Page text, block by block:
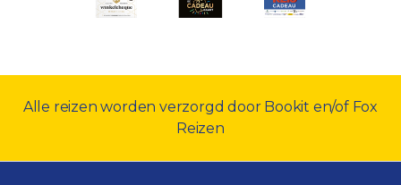
Alle reizen worden verzorgd door Bookit en/of Fox
Reizen